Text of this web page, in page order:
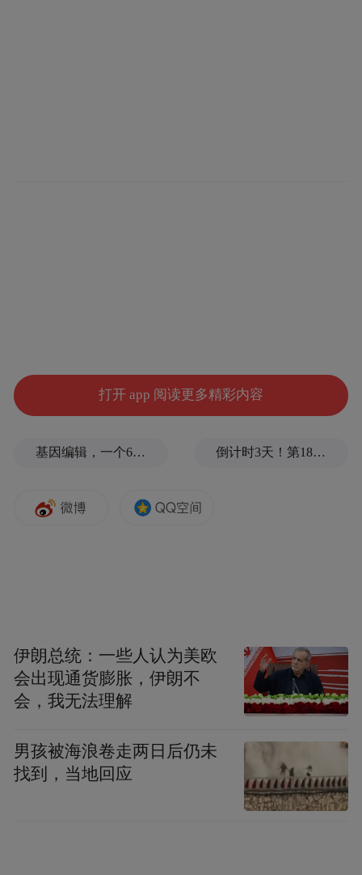
打开 app 阅读更多精彩内容
基因编辑，一个6岁女孩之死 倒计时3天！第18届影响世界华人盛典即将启幕
伊朗总统：一些人认为美欧
会出现通货膨胀，伊朗不
会，我无法理解
男孩被海浪卷走两日后仍未
找到，当地回应